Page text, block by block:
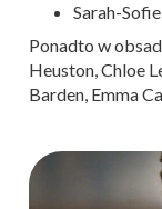
Sarah-
Ponadto w
Heuston, Chloe
Barden, Emma